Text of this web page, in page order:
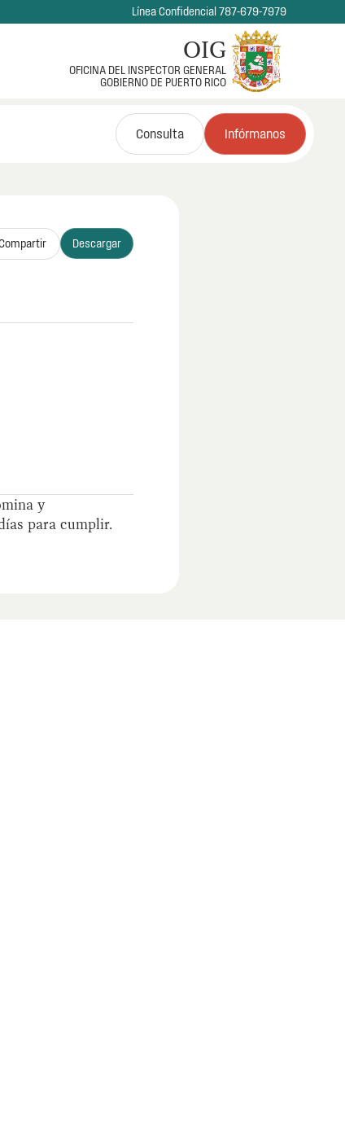
Línea Confidencial 787-679-7979
OIG
OFICINA DEL INSPECTOR GENERAL
GOBIERNO DE PUERTO RICO
Consulta Infórmanos
Descargar
y
para cumplir.